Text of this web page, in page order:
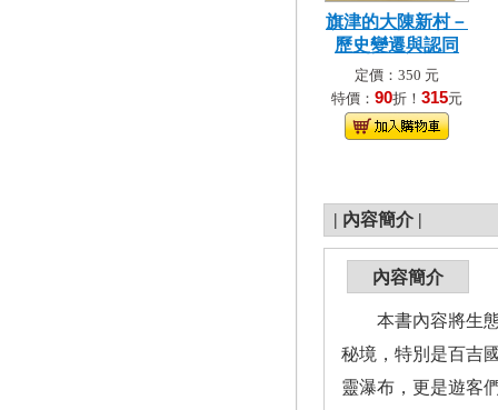
旗津的大陳新村－
歷史變遷與認同
定價：350 元
特價： 90折！ 315元
| 內容簡介 |
內容簡介
本書內容將生態
秘境，特別是百吉
靈瀑布，更是遊客